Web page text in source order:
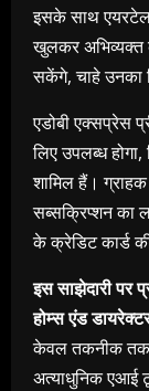
इसके साथ एयरटेल
खुलकर
सकेंगे, चाहे उनका
एडोबी एक्सप्रेस
लिए उपलब्ध
शामिल हैं।
सब्सक्रिप्शन का
के क्रेडिट कार्ड
इस साझेदारी पर
होम्स एंड
केवल तकनीक तक
अत्याधुनिक एआई